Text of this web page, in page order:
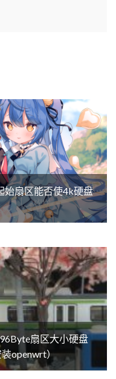
始扇区能否使4k硬盘
扇区大小硬盘
openwrt）